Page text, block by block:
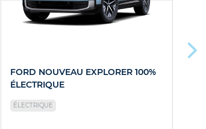
FORD NOUVEAU EXPLORER 100%
ÉLECTRIQUE
ÉLECTRIQUE